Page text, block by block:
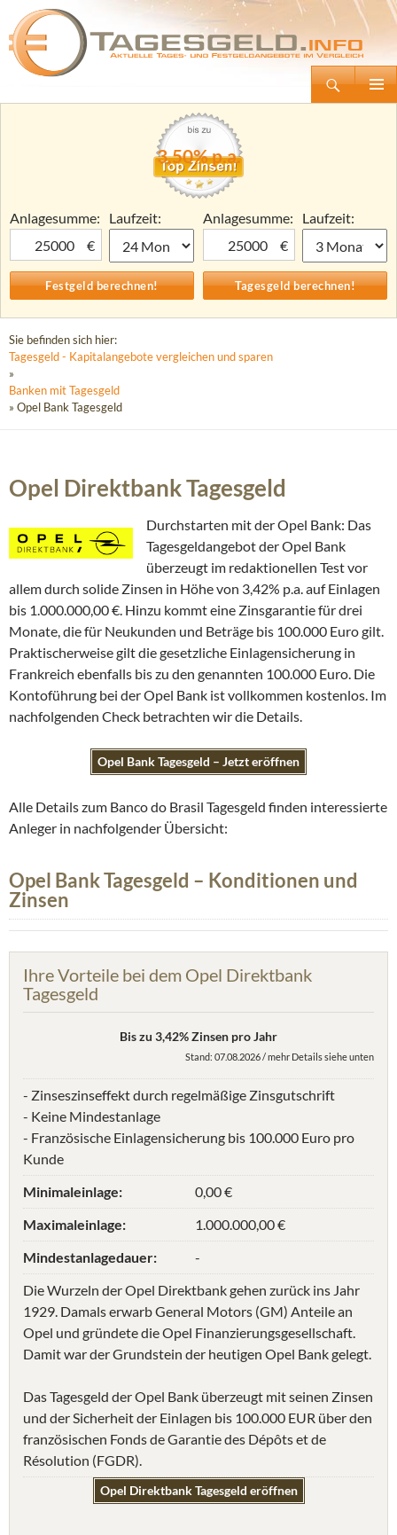
Tagesgeld.info – Tagesgeldkonten vergleichen und Tagesgeld-Zinsen berechnen
Zum
3,50% p.a.
Anlagesumme:
€
Laufzeit:
Anlagesumme:
€
Laufzeit:
Sie befinden sich hier:
Tagesgeld - Kapitalangebote vergleichen und sparen
»
Banken mit Tagesgeld
» Opel Bank Tagesgeld
Opel Direktbank Tagesgeld
Durchstarten mit der Opel Bank: Das
Tagesgeldangebot der Opel Bank
überzeugt im redaktionellen Test vor
allem durch solide Zinsen in Höhe von 3,42% p.a. auf Einlagen
bis 1.000.000,00 €. Hinzu kommt eine Zinsgarantie für drei
Monate, die für Neukunden und Beträge bis 100.000 Euro gilt.
Praktischerweise gilt die gesetzliche Einlagensicherung in
Frankreich ebenfalls bis zu den genannten 100.000 Euro. Die
Kontoführung bei der Opel Bank ist vollkommen kostenlos. Im
nachfolgenden Check betrachten wir die Details.
Opel Bank Tagesgeld – Jetzt eröffnen
Alle Details zum Banco do Brasil Tagesgeld finden interessierte
Anleger in nachfolgender Übersicht:
Opel Bank Tagesgeld – Konditionen und
Zinsen
Ihre Vorteile bei dem Opel Direktbank
Tagesgeld
Bis zu 3,42% Zinsen pro Jahr
Stand: 07.08.2026 / mehr Details siehe unten
- Zinseszinseffekt durch regelmäßige Zinsgutschrift
- Keine Mindestanlage
- Französische Einlagensicherung bis 100.000 Euro pro
Kunde
Minimaleinlage:
0,00 €
Maximaleinlage:
1.000.000,00 €
Mindestanlagedauer:
-
Die Wurzeln der Opel Direktbank gehen zurück ins Jahr
1929. Damals erwarb General Motors (GM) Anteile an
Opel und gründete die Opel Finanzierungsgesellschaft.
Damit war der Grundstein der heutigen Opel Bank gelegt.
Das Tagesgeld der Opel Bank überzeugt mit seinen Zinsen
und der Sicherheit der Einlagen bis 100.000 EUR über den
französischen Fonds de Garantie des Dépôts et de
Résolution (FGDR).
Opel Direktbank Tagesgeld eröffnen